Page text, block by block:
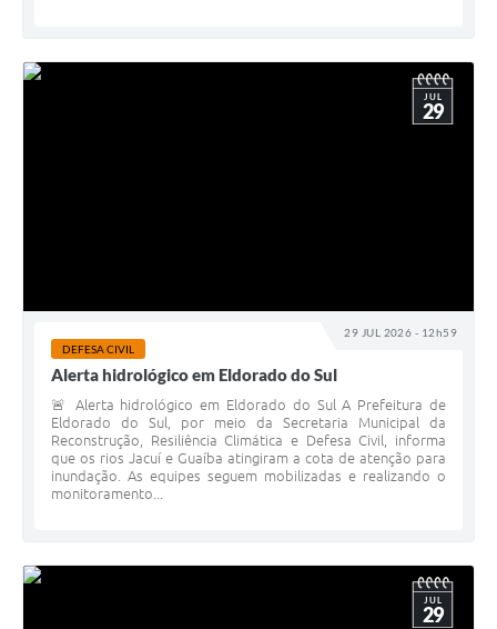
29 JUL 2026 - 12h59
JUL
29
DEFESA CIVIL
Alerta hidrológico em Eldorado do Sul
🚨 Alerta hidrológico em Eldorado do Sul A Prefeitura de
Eldorado do Sul, por meio da Secretaria Municipal da
Reconstrução, Resiliência Climática e Defesa Civil, informa
que os rios Jacuí e Guaíba atingiram a cota de atenção para
inundação. As equipes seguem mobilizadas e realizando o
monitoramento...
JUL
29